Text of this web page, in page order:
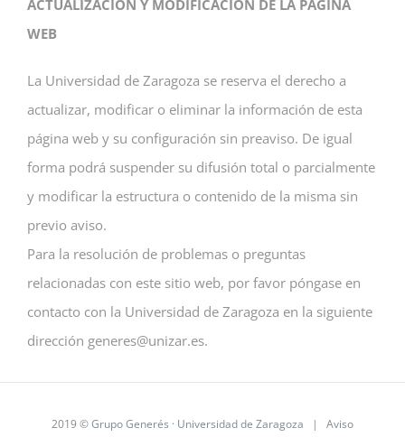
ACTUALIZACIÓN Y MODIFICACIÓN DE LA PÁGINA
WEB
La Universidad de Zaragoza se reserva el derecho a
actualizar, modificar o eliminar la información de esta
página web y su configuración sin preaviso. De igual
forma podrá suspender su difusión total o parcialmente
y modificar la estructura o contenido de la misma sin
previo aviso.
Para la resolución de problemas o preguntas
relacionadas con este sitio web, por favor póngase en
contacto con la Universidad de Zaragoza en la siguiente
dirección generes@unizar.es.
2019 © Grupo Generés · Universidad de Zaragoza | Aviso